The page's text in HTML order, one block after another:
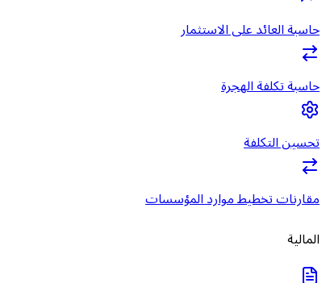
حاسبة العائد على الاستثمار
حاسبة تكلفة الهجرة
تحسين التكلفة
مقارنات تخطيط موارد المؤسسات
المالية